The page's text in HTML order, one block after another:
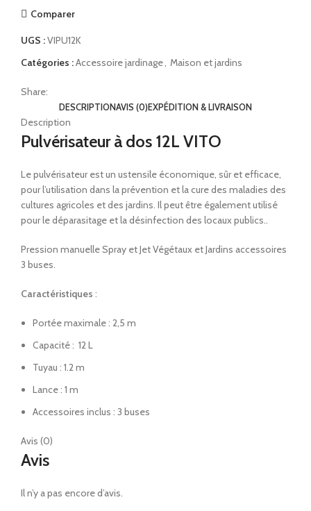
Comparer
UGS :VIPU12K
Catégories :Accessoire jardinage, Maison et jardins
Share:
DESCRIPTIONAVIS (0)EXPÉDITION & LIVRAISON
Description
Pulvérisateur à dos 12L VITO
Le pulvérisateur est un ustensile économique, sûr et efficace,
pour l’utilisation dans la prévention et la cure des maladies des
cultures agricoles et des jardins. Il peut être également utilisé
pour le déparasitage et la désinfection des locaux publics..
Pression manuelle Spray et Jet Végétaux et Jardins accessoires
3 buses.
Caractéristiques :
Portée maximale : 2,5 m
Capacité : 12 L
Tuyau : 1.2 m
Lance : 1 m
Accessoires inclus : 3 buses
Avis (0)
Avis
Il n’y a pas encore d’avis.